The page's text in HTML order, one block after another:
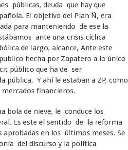
públicas, deuda que hay que
El objetivo del Plan Ñ, era
para manteniendo de ese la
ante una crisis cíclica
de largo, alcance, Ante este
hecha por Zapatero a lo único
público que ha de ser
pública. Y ahí le estaban a ZP, como
financieros.
bola de nieve, le conduce los
Es este el sentido de la reforma
aprobadas en los últimos meses. Se
del discurso y la política